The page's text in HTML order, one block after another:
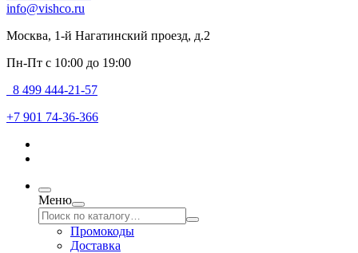
info@vishco.ru
Москва, 1-й Нагатинский проезд, д.2
Пн-Пт с 10:00 до 19:00
8 499 444-21-57
+7 901 74-36-366
Меню
Промокоды
Доставка